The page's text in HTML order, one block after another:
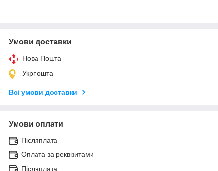
Умови доставки
Нова Пошта
Укрпошта
Всі умови доставки
Умови оплати
Післяплата
Оплата за реквізитами
Післяплата